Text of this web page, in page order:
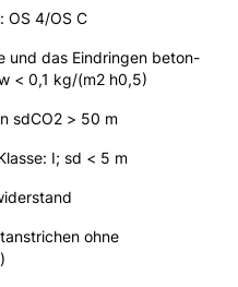
OS 4/OS C
und das Eindringen beton-
< 0,1 kg/(m2 h0,5)
sdCO2 > 50 m
I; sd < 5 m
ohne